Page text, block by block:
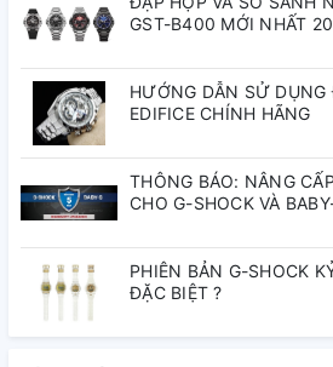
Tính năng Kết nối điện thoại thông
Ứng dụng
ĐỒNG HỒ CASIO
Tính năng kết nối ứng dụng
Dễ dàng cài đặt đồng hồ
Gần 300 thành phố theo Giờ thế giới
GST-B400 MỚI NHẤT
HƯỚNG DẪN SỬ DỤNG
EDIFICE CHÍNH HÃNG
THÔNG BÁO: NÂNG
CHO G-SHOCK VÀ
PHIÊN BẢN G-SHOCK
ĐẶC BIỆT ?